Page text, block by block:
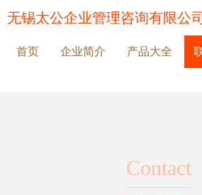
无锡太公企业管理咨询有限公司
首页 企业简介 产品大全
Contact